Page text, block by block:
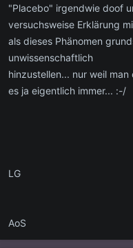
"Placebo" irgendwie doof
versuchsweise Erklärung
als dieses Phänomen
unwissenschaftlich
hinzustellen... nur weil
es ja eigentlich immer... :-/
LG
AoS